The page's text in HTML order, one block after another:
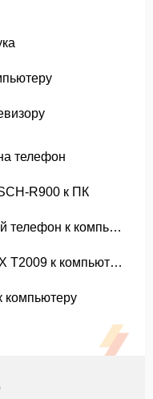
телефон
R900 к ПК
Как подключить мобильный телефон к компьютеру
Как подключить Sidekick LX T2009 к компьютеру
компьютеру